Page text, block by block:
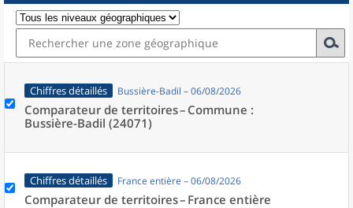
Chiffres détaillés Bussière-Badil – 06/08/2026
Comparateur de territoires – Commune :
Bussière-Badil (24071)
Chiffres détaillés France entière – 06/08/2026
Comparateur de territoires – France entière